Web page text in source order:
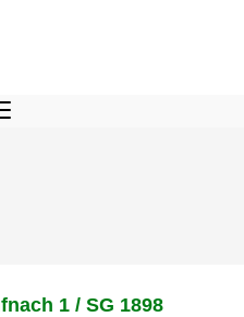
1 / SG 1898